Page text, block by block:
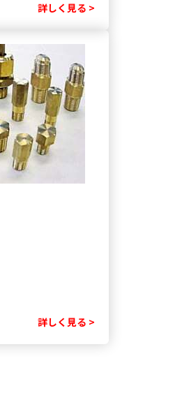
詳しく見る >
詳しく見る >